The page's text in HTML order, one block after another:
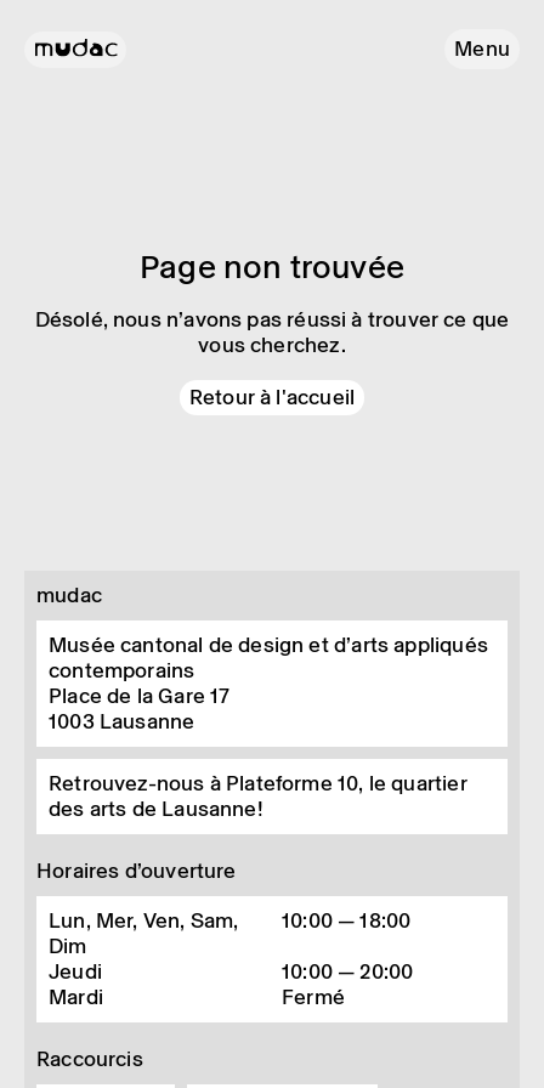
Menu
Page non trouvée
Désolé, nous n’avons pas réussi à trouver ce que
vous cherchez.
Retour à l'accueil
mudac
Musée cantonal de design et d’arts appliqués
contemporains
Place de la Gare 17
1003 Lausanne
Retrouvez-nous à Plateforme 10, le quartier
des arts de Lausanne!
Horaires d’ouverture
Lun, Mer, Ven, Sam,
Dim
10:00 — 18:00
Jeudi
10:00 — 20:00
Mardi
Fermé
Raccourcis